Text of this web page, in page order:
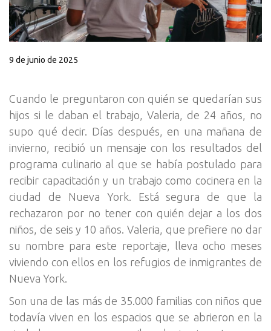
9 de junio de 2025
Cuando le preguntaron con quién se quedarían sus
hijos si le daban el trabajo, Valeria, de 24 años, no
supo qué decir. Días después, en una mañana de
invierno, recibió un mensaje con los resultados del
programa culinario al que se había postulado para
recibir capacitación y un trabajo como cocinera en la
ciudad de Nueva York. Está segura de que la
rechazaron por no tener con quién dejar a los dos
niños, de seis y 10 años. Valeria, que prefiere no dar
su nombre para este reportaje, lleva ocho meses
viviendo con ellos en los refugios de inmigrantes de
Nueva York.
Son una de las más de 35.000 familias con niños que
todavía viven en los espacios que se abrieron en la